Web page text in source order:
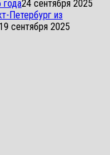
24 сентября 2025
Петербург из
19 сентября 2025